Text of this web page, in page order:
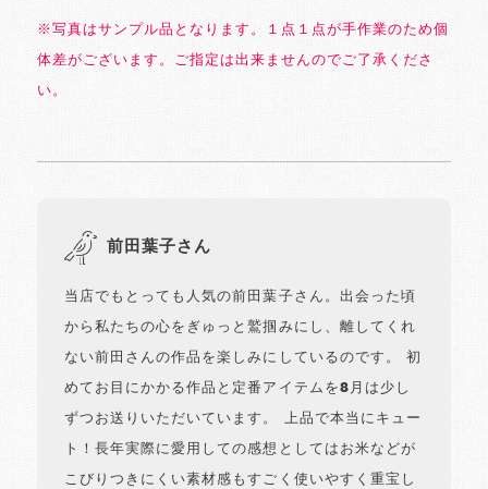
※写真はサンプル品となります。１点１点が手作業のため個
体差がございます。ご指定は出来ませんのでご了承くださ
い。
前田葉子さん
当店でもとっても人気の前田葉子さん。出会った頃
から私たちの心をぎゅっと鷲掴みにし、離してくれ
ない前田さんの作品を楽しみにしているのです。 初
めてお目にかかる作品と定番アイテムを8月は少し
ずつお送りいただいています。 上品で本当にキュー
ト！長年実際に愛用しての感想としてはお米などが
こびりつきにくい素材感もすごく使いやすく重宝し